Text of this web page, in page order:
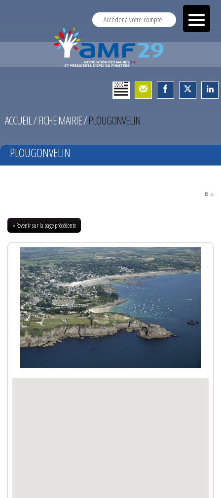
Accéder à votre compte
ACCUEIL/FICHE MAIRIE/PLOUGONVELIN
PLOUGONVELIN
PDF
« Revenir sur la page précédente